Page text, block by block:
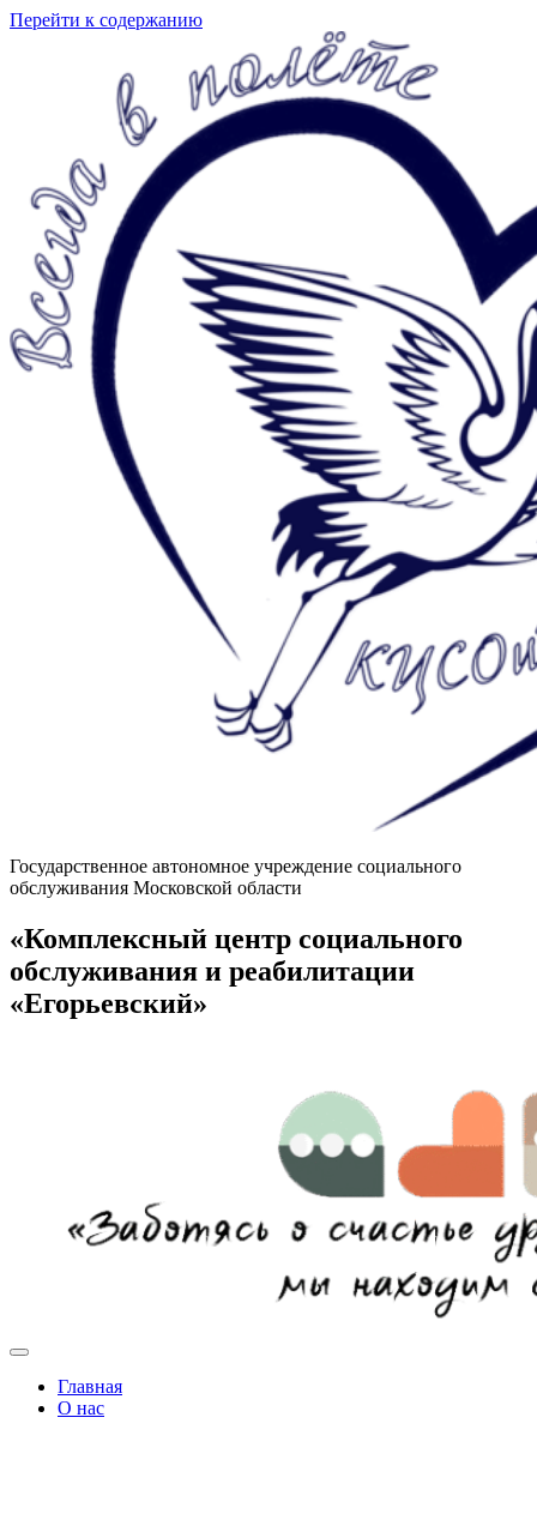
Перейти к содержанию
Государственное автономное учреждение социального
обслуживания Московской области
«Комплексный центр социального
обслуживания и реабилитации
«Егорьевский»
Главная
О нас